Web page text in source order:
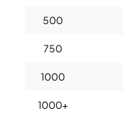
500
750
1000
1000+